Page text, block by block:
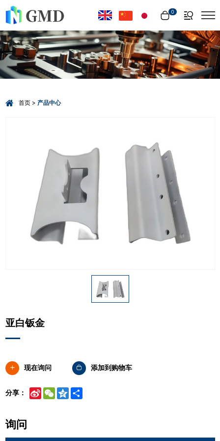
Select Language ▼ 0
首页 产品中心
亚白钣金
现在询问 添加到购物车
分享：
Sina
Weibo
WeChatQzone
询问